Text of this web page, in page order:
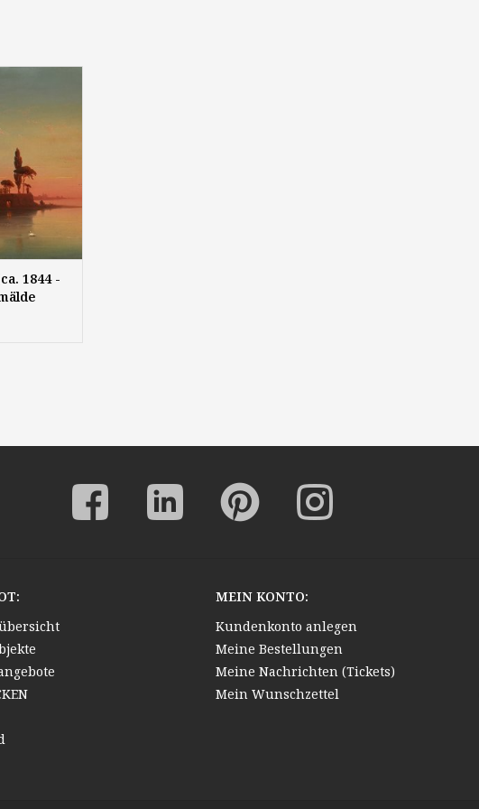
1859, Öl
x 39,5 cm,
1844 -
MEIN KONTO:
Kundenkonto anlegen
Meine Bestellungen
Meine Nachrichten (Tickets)
Mein Wunschzettel